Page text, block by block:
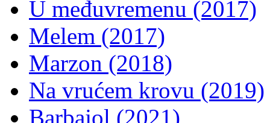
U međuvremenu (2017)
Melem (2017)
Marzon (2018)
Na vrućem krovu (2019)
Barbajol (2021)